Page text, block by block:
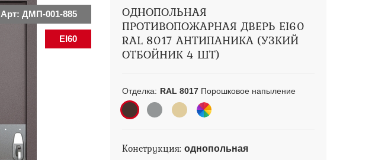
Двупольные технические двери(178)
Арт: ДМП-001-885
EI60
ОДНОПОЛЬНАЯ
ПРОТИВОПОЖАРНАЯ ДВЕРЬ EI60
RAL 8017 АНТИПАНИКА (УЗКИЙ
ОТБОЙНИК 4 ШТ)
Отделка: RAL 8017Порошковое напыление
Конструкция: однопольная